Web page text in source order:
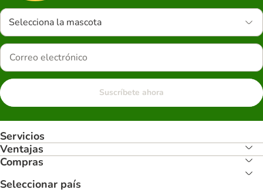
Selecciona la mascota
Suscríbete ahora
Servicios
Ventajas
Compras
Seleccionar país